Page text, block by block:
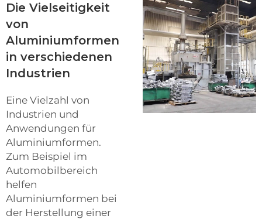
Die Vielseitigkeit
von
Aluminiumformen
in verschiedenen
Industrien
Eine Vielzahl von
Industrien und
Anwendungen für
Aluminiumformen.
Zum Beispiel im
Automobilbereich
helfen
Aluminiumformen bei
der Herstellung einer